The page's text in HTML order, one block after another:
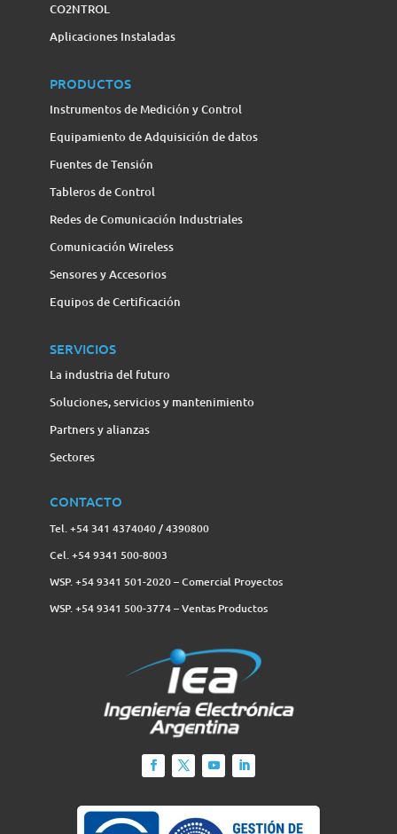
CO2NTROL
Aplicaciones Instaladas
PRODUCTOS
Instrumentos de Medición y Control
Equipamiento de Adquisición de datos
Fuentes de Tensión
Tableros de Control
Redes de Comunicación Industriales
Comunicación Wireless
Sensores y Accesorios
Equipos de Certificación
SERVICIOS
La industria del futuro
Soluciones, servicios y mantenimiento
Partners y alianzas
Sectores
CONTACTO
Tel. +54 341 4374040 / 4390800
Cel. +54 9341 500-8003
WSP. +54 9341 501-2020 – Comercial Proyectos
WSP. +54 9341 500-3774‬ – Ventas Productos